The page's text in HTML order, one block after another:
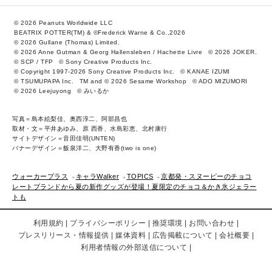
© 2026 Peanuts Worldwide LLC
BEATRIX POTTER(TM) & ©Frederick Warne & Co.,2026
© 2026 Gullane (Thomas) Limited.
© 2026 Anne Gutman & Georg Hallensleben / Hachette Livre
© 2026 JOKER.
© SCP / TFP
© Sony Creative Products Inc.
© Copyright 1997-2026 Sony Creative Products Inc.
© KANAE IZUMI
© TSUMUPAPA Inc.
TM and © 2026 Sesame Workshop
© ADO MIZUMORI
© 2026 Leejuyong
© みいるか
写真＝島本絵梨佳、奥西淳二、阿部昌也
取材・文＝平井あゆみ、原 西香、水島彩恵、北村康行
サイトデザイン＝音田佳明(UNTEN)
バナーデザイン＝飯泉洋二、大野有香(two is one)
ウォーカープラス キャラWalker TOPICS
京都発・スヌーピーのチョコ
レートブランドから夏の新作グッズが登場！夏限定のチョコ＆かき氷ジェラー
トも
利用規約 プライバシーポリシー 推奨環境
お問い合わせ
プレスリリース・情報提供
媒体資料 広告掲載について
会社概要
利用者情報の外部送信について